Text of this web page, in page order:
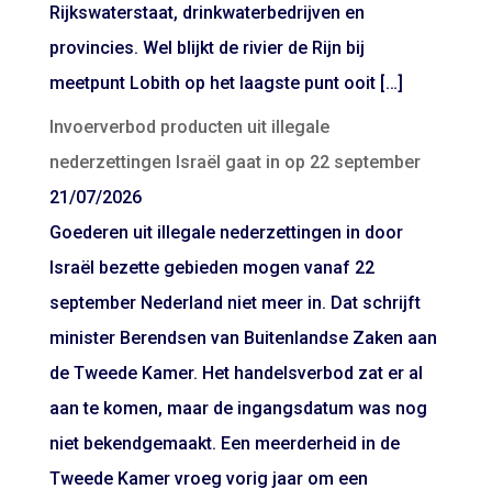
Rijkswaterstaat, drinkwaterbedrijven en
provincies. Wel blijkt de rivier de Rijn bij
meetpunt Lobith op het laagste punt ooit […]
Invoerverbod producten uit illegale
nederzettingen Israël gaat in op 22 september
21/07/2026
Goederen uit illegale nederzettingen in door
Israël bezette gebieden mogen vanaf 22
september Nederland niet meer in. Dat schrijft
minister Berendsen van Buitenlandse Zaken aan
de Tweede Kamer. Het handelsverbod zat er al
aan te komen, maar de ingangsdatum was nog
niet bekendgemaakt. Een meerderheid in de
Tweede Kamer vroeg vorig jaar om een